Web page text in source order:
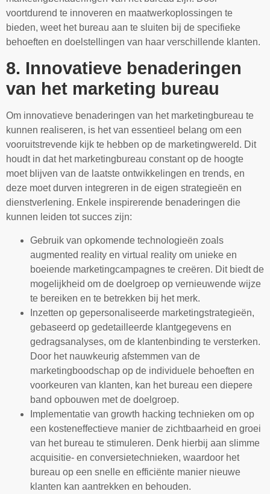
voortdurend te innoveren en maatwerkoplossingen te
bieden, weet het bureau aan te sluiten bij de specifieke
behoeften en doelstellingen van haar verschillende klanten.
8. Innovatieve benaderingen
van het marketing bureau
Om innovatieve benaderingen van het marketingbureau te
kunnen realiseren, is het van essentieel belang om een
vooruitstrevende kijk te hebben op de marketingwereld. Dit
houdt in dat het marketingbureau constant op de hoogte
moet blijven van de laatste ontwikkelingen en trends, en
deze moet durven integreren in de eigen strategieën en
dienstverlening. Enkele inspirerende benaderingen die
kunnen leiden tot succes zijn:
Gebruik van opkomende technologieën zoals
augmented reality en virtual reality om unieke en
boeiende marketingcampagnes te creëren. Dit biedt de
mogelijkheid om de doelgroep op vernieuwende wijze
te bereiken en te betrekken bij het merk.
Inzetten op gepersonaliseerde marketingstrategieën,
gebaseerd op gedetailleerde klantgegevens en
gedragsanalyses, om de klantenbinding te versterken.
Door het nauwkeurig afstemmen van de
marketingboodschap op de individuele behoeften en
voorkeuren van klanten, kan het bureau een diepere
band opbouwen met de doelgroep.
Implementatie van growth hacking technieken om op
een kosteneffectieve manier de zichtbaarheid en groei
van het bureau te stimuleren. Denk hierbij aan slimme
acquisitie- en conversietechnieken, waardoor het
bureau op een snelle en efficiënte manier nieuwe
klanten kan aantrekken en behouden.